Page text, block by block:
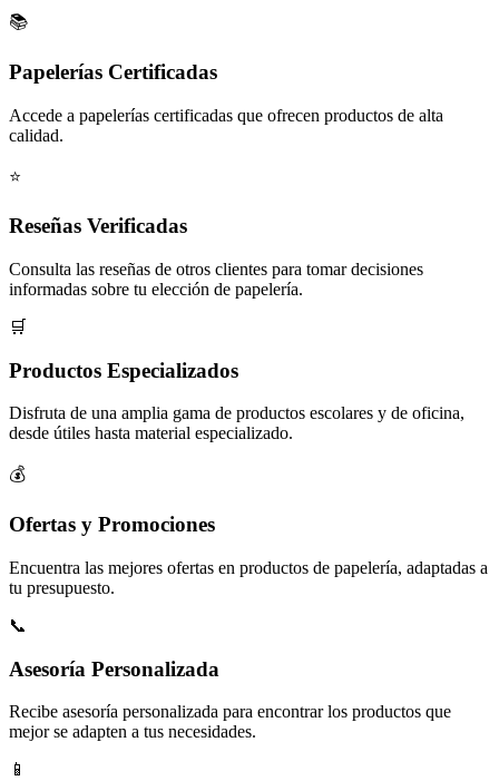
📚
Papelerías Certificadas
Accede a papelerías certificadas que ofrecen productos de alta
calidad.
⭐
Reseñas Verificadas
Consulta las reseñas de otros clientes para tomar decisiones
informadas sobre tu elección de papelería.
🛒
Productos Especializados
Disfruta de una amplia gama de productos escolares y de oficina,
desde útiles hasta material especializado.
💰
Ofertas y Promociones
Encuentra las mejores ofertas en productos de papelería, adaptadas a
tu presupuesto.
📞
Asesoría Personalizada
Recibe asesoría personalizada para encontrar los productos que
mejor se adapten a tus necesidades.
📱